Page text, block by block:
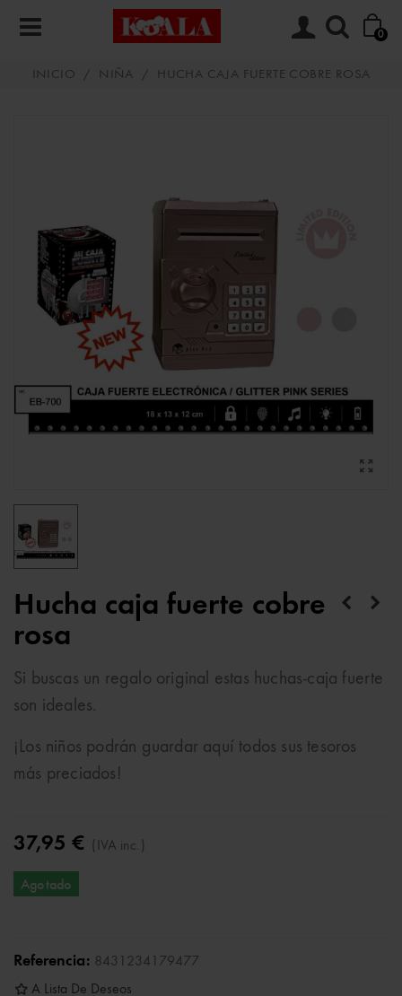
0
INICIO / NIÑA / HUCHA CAJA FUERTE COBRE ROSA
Hucha caja fuerte cobre
rosa
Si buscas un regalo original estas huchas-caja fuerte
son ideales.
¡Los niños podrán guardar aquí todos sus tesoros
más preciados!
37,95 € (IVA inc.)
Agotado
Referencia: 8431234179477
A Lista De Deseos